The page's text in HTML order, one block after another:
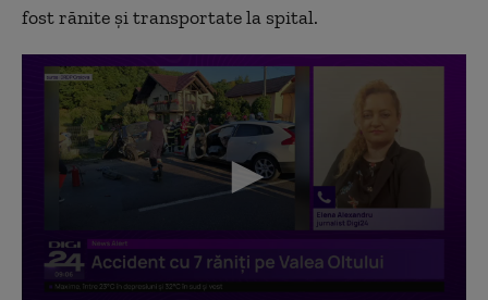
fost rănite și transportate la spital.